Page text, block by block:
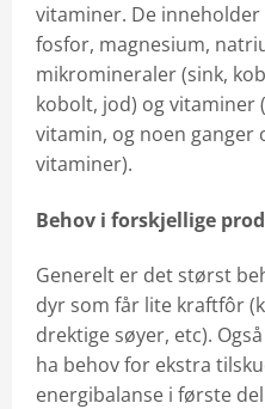
vitaminer. De
fosfor, magnesium,
mikromineraler (sink,
kobolt, jod) og vitaminer
vitamin, og noen ganger
vitaminer).
Behov i forskjellige
Generelt er det størst
dyr som får lite kraftfôr
drektige søyer, etc).
ha behov for ekstra
energibalanse i første